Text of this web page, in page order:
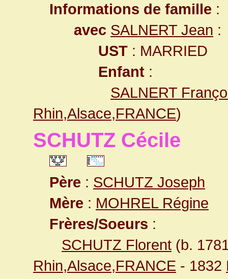
Informations de famille :
avec SALNERT Jean :
UST : MARRIED
Enfant :
SALNERT
Rhin,Alsace,FRANCE)
SCHUTZ Cécile
Père : SCHUTZ Joseph
Mère : MOHREL Régine
Frères/Soeurs :
SCHUTZ Florent (b.
Rhin,Alsace,FRANCE - 1832